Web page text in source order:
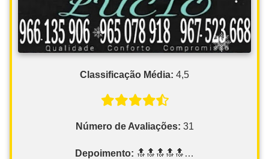
Classificação Média: 4,5
Número de Avaliações: 31
Depoimento: 🔝🔝🔝🔝🔝…